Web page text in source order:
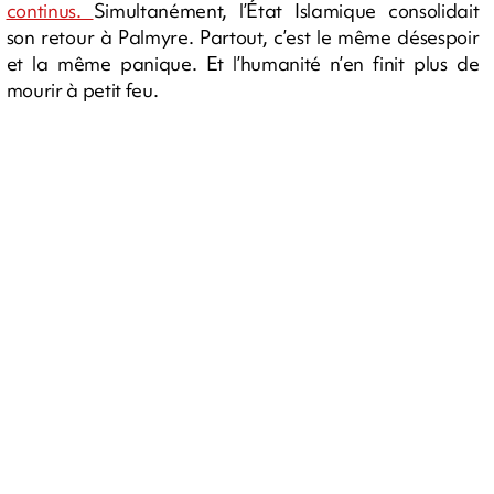
continus. Simultanément, l’État Islamique consolidait
son retour à Palmyre. Partout, c’est le même désespoir
et la même panique. Et l’humanité n’en finit plus de
mourir à petit feu.